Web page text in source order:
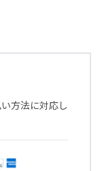
方法に対応し